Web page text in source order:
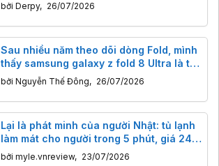
bởi Derpy, 26/07/2026
Sau nhiều năm theo dõi dòng Fold, mình
thấy samsung galaxy z fold 8 Ultra là thế
hệ có định hướng rõ ràng nhất
bởi Nguyễn Thế Đông, 26/07/2026
Lại là phát minh của người Nhật: tủ lạnh
làm mát cho người trong 5 phút, giá 240
triệu đồng
bởi myle.vnreview, 23/07/2026